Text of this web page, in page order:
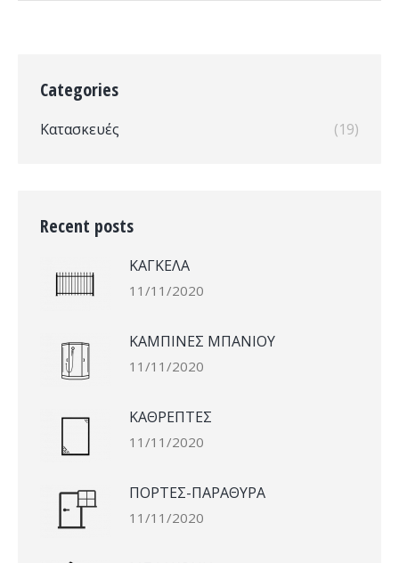
Categories
Κατασκευές (19)
Recent posts
ΚΑΓΚΕΛΑ
11/11/2020
ΚΑΜΠΙΝΕΣ ΜΠΑΝΙΟΥ
11/11/2020
ΚΑΘΡΕΠΤΕΣ
11/11/2020
ΠΟΡΤΕΣ-ΠΑΡΑΘΥΡΑ
11/11/2020